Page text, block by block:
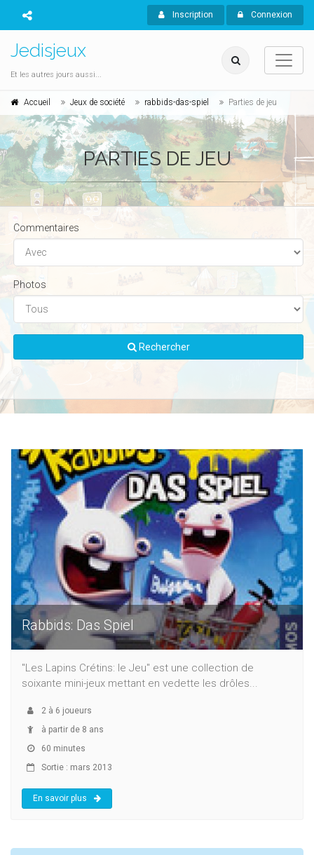
Inscription Connexion
Jedisjeux
Et les autres jours aussi...
Accueil Jeux de société rabbids-das-spiel Parties de jeu
PARTIES DE JEU
Commentaires
Photos
Rechercher
Rabbids: Das Spiel
"Les Lapins Crétins: le Jeu" est une collection de
soixante mini-jeux mettant en vedette les drôles...
2 à 6 joueurs
à partir de 8 ans
60 minutes
Sortie : mars 2013
En savoir plus